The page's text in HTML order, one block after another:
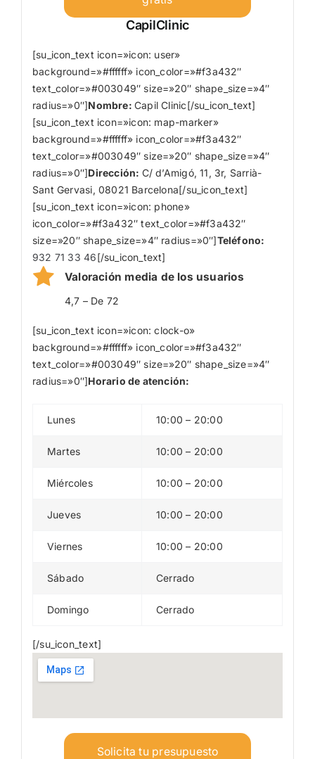
CapilClinic
[su_icon_text icon=»icon: user»
background=»#ffffff» icon_color=»#f3a432″
text_color=»#003049″ size=»20″ shape_size=»4″
radius=»0″]Nombre: Capil Clinic[/su_icon_text]
[su_icon_text icon=»icon: map-marker»
background=»#ffffff» icon_color=»#f3a432″
text_color=»#003049″ size=»20″ shape_size=»4″
radius=»0″]Dirección: C/ d’Amigó, 11, 3r, Sarrià-
Sant Gervasi, 08021 Barcelona[/su_icon_text]
[su_icon_text icon=»icon: phone»
icon_color=»#f3a432″ text_color=»#f3a432″
size=»20″ shape_size=»4″ radius=»0″]Teléfono:
932 71 33 46[/su_icon_text]
Valoración media de los usuarios
4,7 – De 72
[su_icon_text icon=»icon: clock-o»
background=»#ffffff» icon_color=»#f3a432″
text_color=»#003049″ size=»20″ shape_size=»4″
radius=»0″]Horario de atención:
Lunes 10:00 – 20:00
Martes 10:00 – 20:00
Miércoles 10:00 – 20:00
Jueves 10:00 – 20:00
Viernes 10:00 – 20:00
Sábado Cerrado
Domingo Cerrado
[/su_icon_text]
Solicita tu presupuesto